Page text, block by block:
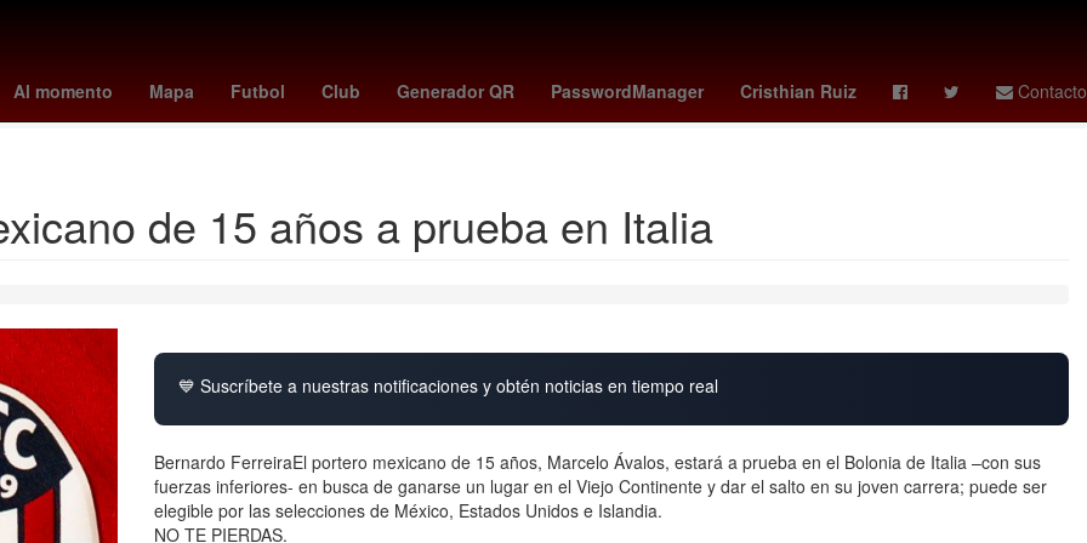
Al momento Mapa Futbol Club Generador QR PasswordManager Cristhian Ruiz Contacto
broncos - jaguars lions - steelers Kylian Mbappé cardinals - falcons texans - raiders
independiente del valle - barcelona sc
de 15 años a prueba en Italia
💙 Suscríbete a nuestras notificaciones y obtén noticias en tiempo real
Bernardo FerreiraEl portero mexicano de 15 años, Marcelo Ávalos, estará a prueba en el Bolonia de Italia –con sus
fuerzas inferiores- en busca de ganarse un lugar en el Viejo Continente y dar el salto en su joven carrera; puede ser
elegible por las selecciones de México, Estados Unidos e Islandia.
NO TE PIERDAS.